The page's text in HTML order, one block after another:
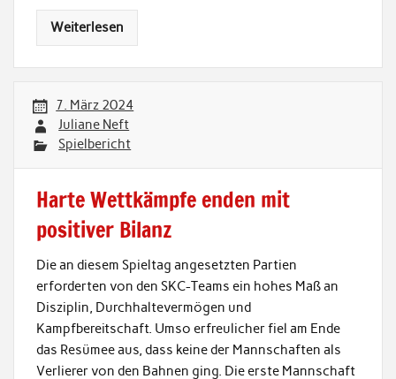
Weiterlesen
7. März 2024
Juliane Neft
Spielbericht
Harte Wettkämpfe enden mit
positiver Bilanz
Die an diesem Spieltag angesetzten Partien
erforderten von den SKC-Teams ein hohes Maß an
Disziplin, Durchhaltevermögen und
Kampfbereitschaft. Umso erfreulicher fiel am Ende
das Resümee aus, dass keine der Mannschaften als
Verlierer von den Bahnen ging. Die erste Mannschaft